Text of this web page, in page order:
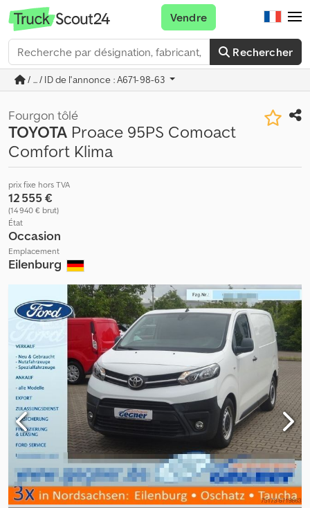
Rechercher
Vendre
/ ... / ID de l'annonce : A671-98-63
Fourgon tôlé
TOYOTA Proace 95PS Comoact
Comfort Klima
prix fixe hors TVA
12 555 €
(14 940 € brut)
État
Occasion
Emplacement
Eilenburg